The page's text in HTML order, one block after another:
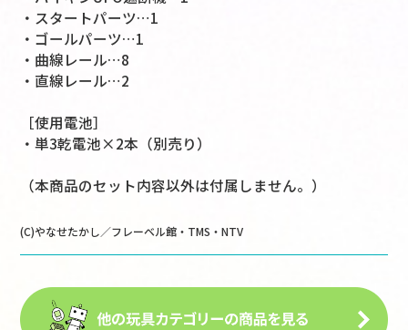
・スタートパーツ…1
・ゴールパーツ…1
・曲線レール…8
・直線レール…2
［使用電池］
・単3乾電池×2本（別売り）
（本商品のセット内容以外は付属しません。）
(C)やなせたかし／フレーベル館・TMS・NTV